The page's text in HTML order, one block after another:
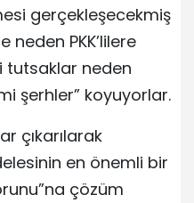
gerçekleşecekmiş
PKK’lilere
tutsaklar neden
şerhler” koyuyorlar.
çıkarılarak
en önemli bir
çözüm